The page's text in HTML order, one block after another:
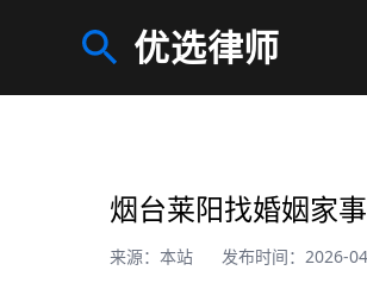
优选律师
烟台莱阳找婚姻家
来源：本站 发布时间：2026-